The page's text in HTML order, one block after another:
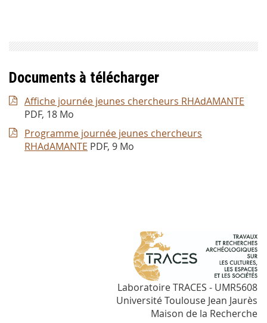
Documents à télécharger
Affiche journée jeunes chercheurs RHAdAMANTE
PDF, 18 Mo
Programme journée jeunes chercheurs
RHAdAMANTE PDF, 9 Mo
Laboratoire TRACES - UMR5608
Université Toulouse Jean Jaurès
Maison de la Recherche